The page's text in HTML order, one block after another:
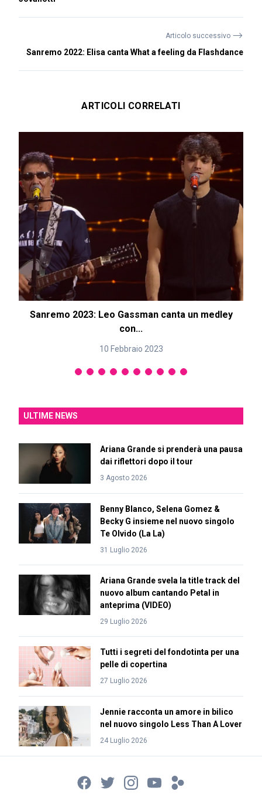
Articolo successivo ⟶
Sanremo 2022: Elisa canta What a feeling da Flashdance
ARTICOLI CORRELATI
Sanremo 2023: Leo Gassman canta un medley
con...
10 Febbraio 2023
ULTIME NEWS
Ariana Grande si prenderà una pausa
dai riflettori dopo il tour
3 Agosto 2026
Benny Blanco, Selena Gomez &
Becky G insieme nel nuovo singolo
Te Olvido (La La)
31 Luglio 2026
Ariana Grande svela la title track del
nuovo album cantando Petal in
anteprima (VIDEO)
29 Luglio 2026
Tutti i segreti del fondotinta per una
pelle di copertina
27 Luglio 2026
Jennie racconta un amore in bilico
nel nuovo singolo Less Than A Lover
24 Luglio 2026